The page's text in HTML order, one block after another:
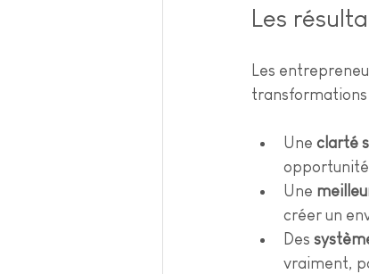
Les
Les
transformations
Une clarté
Une
créer un
Des
vraiment,